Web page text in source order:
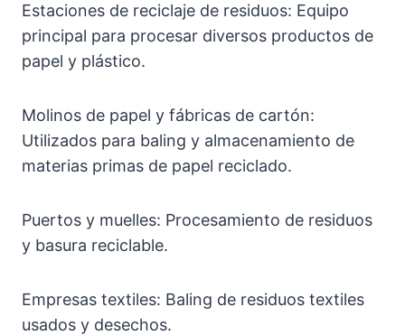
Estaciones de reciclaje de residuos: Equipo
principal para procesar diversos productos de
papel y plástico.
Molinos de papel y fábricas de cartón:
Utilizados para baling y almacenamiento de
materias primas de papel reciclado.
Puertos y muelles: Procesamiento de residuos
y basura reciclable.
Empresas textiles: Baling de residuos textiles
usados y desechos.